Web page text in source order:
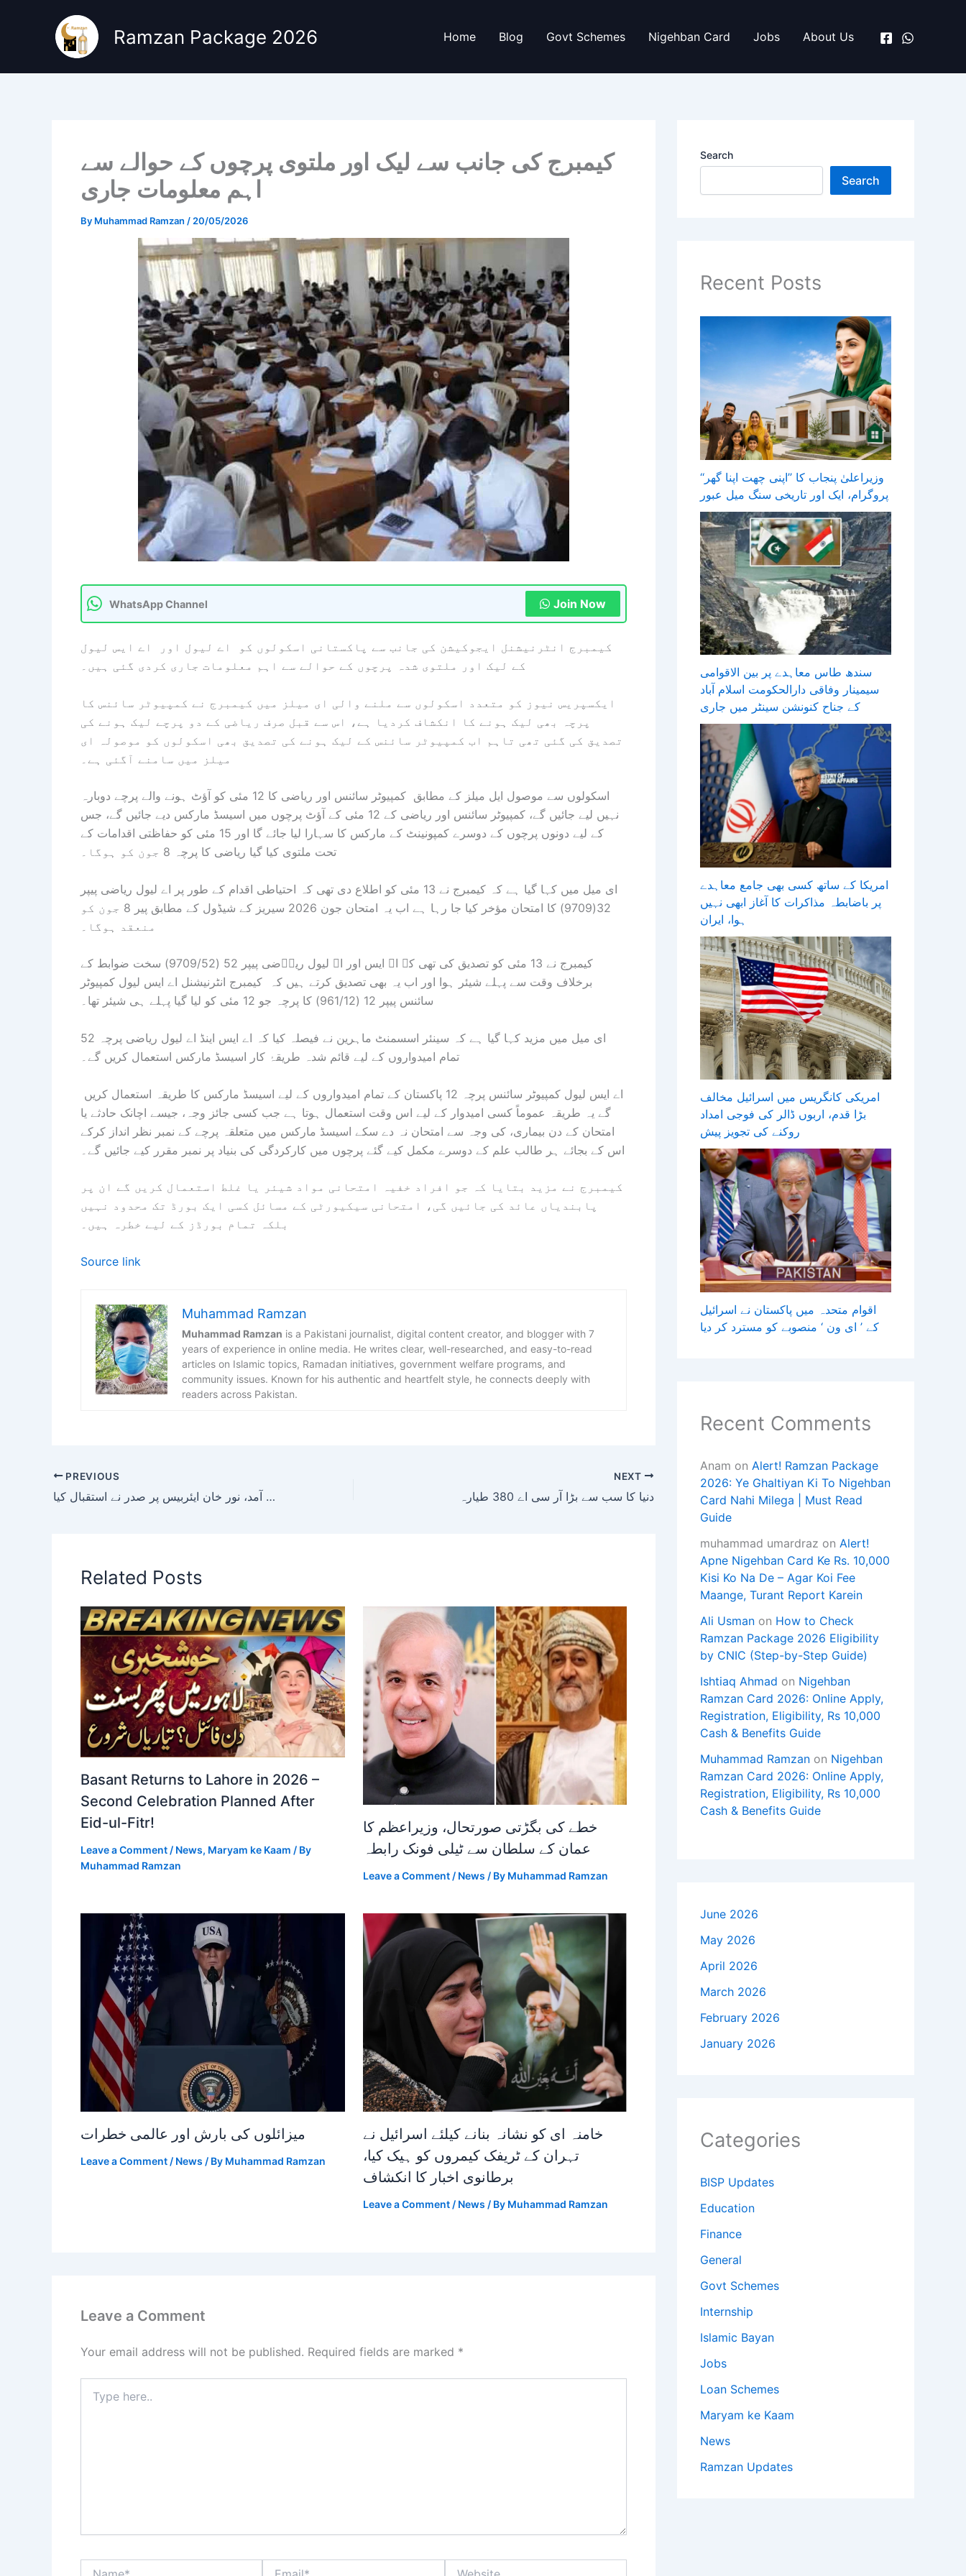
Ramzan Package 2026 Home Blog Govt Schemes Nigehban Card Jobs About Us
کیمبرج کی جانب سے لیک اور ملتوی پرچوں کے حوالے سے
اہم معلومات جاری
By Muhammad Ramzan / 20/05/2026
WhatsApp Channel Join Now
کیمبرج انٹرنیشنل ایجوکیشن کی جانب سے پاکستانی اسکولوں کو اے لیول اور اے ایس لیول
کے لیک اور ملتوی شدہ پرچوں کے حوالے سے اہم معلومات جاری کردی گئی ہیں۔
ایکسپریس نیوز کو متعدد اسکولوں سے ملنے والی ای میلز میں کیمبرج نے کمپیوٹر سائنس کا
پرچہ بھی لیک ہونے کا انکشاف کردیا ہے، اس سے قبل صرف ریاضی کے دو پرچے لیک ہونے کی
تصدیق کی گئی تھی تاہم اب کمپیوٹر سائنس کے لیک ہونے کی تصدیق بھی اسکولوں کو موصولہ ای
میلز میں سامنے آگئی ہے۔
اسکولوں سے موصول ایل میلز کے مطابق کمپیوٹر سائنس اور ریاضی کا 12 مئی کو آؤٹ ہونے والے پرچے دوبارہ
نہیں لیے جائیں گے، کمپیوٹر سائنس اور ریاضی کے 12 مئی کے آؤٹ پرچوں میں اسیسڈ مارکس دیے جائیں گے، جس
کے لیے دونوں پرچوں کے دوسرے کمپونینٹ کے مارکس کا سہارا لیا جائے گا اور 15 مئی کو حفاظتی اقدامات کے
تحت ملتوی کیا گیا ریاضی کا پرچہ 8 جون کو ہوگا۔
ای میل میں کہا گیا ہے کہ کیمبرج نے 13 مئی کو اطلاع دی تھی کہ احتیاطی اقدام کے طور پر اے لیول ریاضی پیپر
32(9709) کا امتحان مؤخر کیا جا رہا ہے اب یہ امتحان جون 2026 سیریز کے شیڈول کے مطابق پیر 8 جون کو
منعقد ہوگا۔
کیمبرج نے 13 مئی کو تصدیق کی تھی کہ اے ایس اور اے لیول ریاؔضی پیپر 52 (9709/52) سخت ضوابط کے
برخلاف وقت سے پہلے شیئر ہوا اور اب یہ بھی تصدیق کرتے ہیں کہ کیمبرج انٹرنیشنل اے ایس لیول کمپیوٹر
سائنس پیپر 12 (961/12) کا پرچہ جو 12 مئی کو لیا گیا پہلے ہی شیئر تھا۔
ای میل میں مزید کہا گیا ہے کہ سینئر اسسمنٹ ماہرین نے فیصلہ کیا کہ اے ایس اینڈ اے لیول ریاضی پرچہ 52
تمام امیدواروں کے لیے قائم شدہ طریقۂ کار اسیسڈ مارکس استعمال کریں گے۔
گے یہ طریقہ عموماً کسی امیدوار کے لیے اس وقت استعمال ہوتا ہے جب کسی جائز وجہ، جیسے اچانک حادثے یا
امتحان کے دن بیماری، کی وجہ سے امتحان نہ دے سکے اسیسڈ مارکس میں متعلقہ پرچے کے نمبر نظر انداز کرکے
اس کے بجائے ہر طالب علم کے دوسرے مکمل کیے گئے پرچوں میں کارکردگی کی بنیاد پر نمبر مقرر کیے جائیں گے۔
کیمبرج نے مزید بتایا کہ جو افراد خفیہ امتحانی مواد شیئر یا غلط استعمال کریں گے ان پر
پابندیاں عائد کی جائیں گی، امتحانی سیکیورٹی کے مسائل کسی ایک بورڈ تک محدود نہیں
بلکہ تمام بورڈز کے لیے خطرہ ہیں۔
Source link
Muhammad Ramzan
Muhammad Ramzan is a Pakistani journalist, digital content creator, and blogger with 7
years of experience in online media. He writes clear, well-researched, and easy-to-read
articles on Islamic topics, Ramadan initiatives, government welfare programs, and
community issues. Known for his authentic and heartfelt style, he connects deeply with
readers across Pakistan.
PREVIOUS
پرنس رحیم آغا خان کی پاکستان آمد، نور خان ایئربیس پر صدر نے استقبال کیا
NEXT
دنیا کا سب سے بڑا آر سی اے 380 طیارہ
Related Posts
Basant Returns to Lahore in 2026 –
Second Celebration Planned After
Eid-ul-Fitr!
Leave a Comment / News, Maryam ke Kaam / By
Muhammad Ramzan
خطے کی بگڑتی صورتحال، وزیراعظم کا
عمان کے سلطان سے ٹیلی فونک رابطہ
Leave a Comment / News / By Muhammad Ramzan
میزائلوں کی بارش اور عالمی خطرات
Leave a Comment / News / By Muhammad Ramzan
خامنہ ای کو نشانہ بنانے کیلئے اسرائیل نے
تہران کے ٹریفک کیمروں کو ہیک کیا،
برطانوی اخبار کا انکشاف
Leave a Comment / News / By Muhammad Ramzan
Leave a Comment
Your email address will not be published. Required fields are marked *
here..
Search
Search
Recent Posts
وزیراعلیٰ پنجاب کا ’’اپنی چھت اپنا گھر‘‘
پروگرام، ایک اور تاریخی سنگ میل عبور
سندھ طاس معاہدے پر بین الاقوامی
سیمینار وفاقی دارالحکومت اسلام آباد
کے جناح کنونشن سینٹر میں جاری
امریکا کے ساتھ کسی بھی جامع معاہدے
پر باضابطہ مذاکرات کا آغاز ابھی نہیں
ہوا، ایران
امریکی کانگریس میں اسرائیل مخالف
بڑا قدم، اربوں ڈالر کی فوجی امداد
روکنے کی تجویز پیش
اقوام متحدہ میں پاکستان نے اسرائیل
کے ’ ای ون ‘ منصوبے کو مسترد کر دیا
Recent Comments
Anam on Alert! Ramzan Package
2026: Ye Ghaltiyan Ki To Nigehban
Card Nahi Milega | Must Read
Guide
muhammad umardraz on Alert!
Apne Nigehban Card Ke Rs. 10,000
Kisi Ko Na De – Agar Koi Fee
Maange, Turant Report Karein
Ali Usman on How to Check
Ramzan Package 2026 Eligibility
by CNIC (Step-by-Step Guide)
Ishtiaq Ahmad on Nigehban
Ramzan Card 2026: Online Apply,
Registration, Eligibility, Rs 10,000
Cash & Benefits Guide
Muhammad Ramzan on Nigehban
Ramzan Card 2026: Online Apply,
Registration, Eligibility, Rs 10,000
Cash & Benefits Guide
June 2026
May 2026
April 2026
March 2026
February 2026
January 2026
Categories
BISP Updates
Education
Finance
General
Govt Schemes
Internship
Islamic Bayan
Jobs
Loan Schemes
Maryam ke Kaam
News
Ramzan Updates